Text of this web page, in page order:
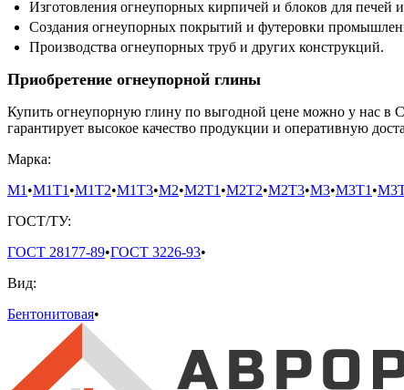
Изготовления огнеупорных кирпичей и блоков для печей
Создания огнеупорных покрытий и футеровки
Производства огнеупорных труб и других конструкций.
Приобретение огнеупорной глины
Купить огнеупорную глину по выгодной цене можно у нас в
гарантирует высокое качество продукции и оперативную
Марка:
М1 •М1Т1 •М1Т2•М1Т3•М2•М2Т1 •М2Т2•М2Т3•М3•М3Т1 •
ГОСТ/ТУ:
ГОСТ 28177-89•ГОСТ 3226-93•
Вид:
Бентонитовая•